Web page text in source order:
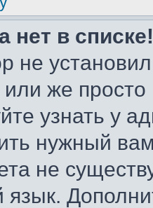
нет в списке!
не
же
узнать у
нужный
не
язык.